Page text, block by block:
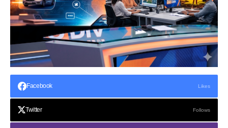
Facebook Likes
Twitter Follows